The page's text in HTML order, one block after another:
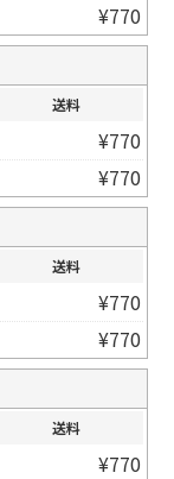
¥770
送料
¥770
¥770
送料
¥770
¥770
送料
¥770